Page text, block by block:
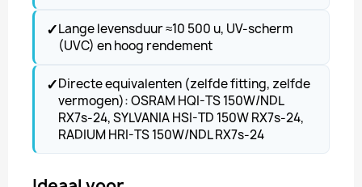
✓Lange levensduur ≈10 500 u, UV-scherm
(UVC) en hoog rendement
✓Directe equivalenten (zelfde fitting, zelfde
vermogen): OSRAM HQI-TS 150W/NDL
RX7s-24, SYLVANIA HSI-TD 150W RX7s-24,
RADIUM HRI-TS 150W/NDL RX7s-24